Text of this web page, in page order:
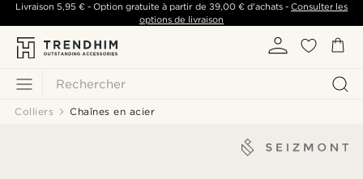
Rechercher
Livraison 5,95 €- Option gratuite à partir de 39,00 €d'achats -Consulter les
options de livraison
Colliers Chaînes en acier